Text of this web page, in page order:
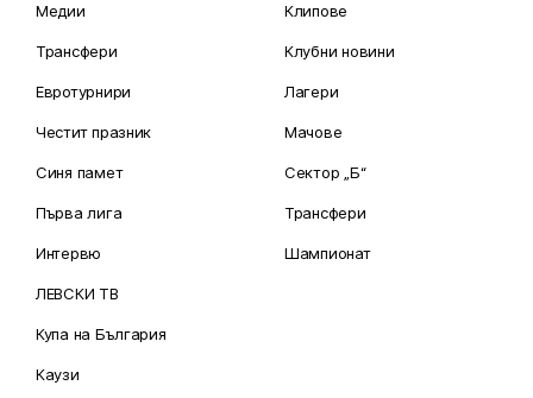
Медии
Трансфери
Евротурнири
Честит празник
Синя памет
Първа лига
Интервю
ЛЕВСКИ ТВ
Купа на България
Каузи
Клипове
Клубни новини
Лагери
Мачове
Сектор „Б“
Трансфери
Шампионат